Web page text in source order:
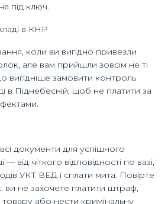
під ключ.
в КНР
коли ви вигідно привезли
але вам прийшли зовсім не ті
вигідніше замовити контроль
в Піднебесній, щоб не платити за
документи для успішного
від чіткого відповідності по вазі,
УКТ ВЕД і сплати мита. Повірте
ви не захочете платити штраф,
товару або нести кримінальну